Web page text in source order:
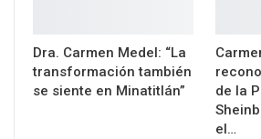
Dra. Carmen Medel: “La
transformación también
se siente en Minatitlán”
de la
el…